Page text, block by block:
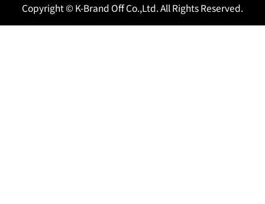
Copyright © K-Brand Off Co.,Ltd. All Rights Reserved.